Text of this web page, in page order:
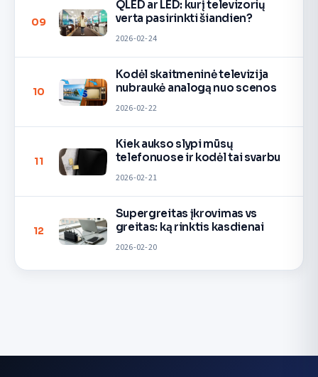
09
QLED ar LED: kurį televizorių
verta pasirinkti šiandien?
2026-02-24
10
Kodėl skaitmeninė televizija
nubraukė analogą nuo scenos
2026-02-22
11
Kiek aukso slypi mūsų
telefonuose ir kodėl tai svarbu
2026-02-21
12
Supergreitas įkrovimas vs
greitas: ką rinktis kasdienai
2026-02-20